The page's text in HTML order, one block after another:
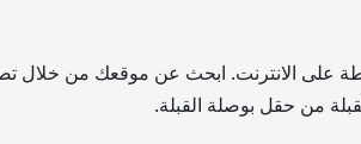
على الانترنت. ابحث عن موقعك من خلال
من حقل بوصلة القبلة.